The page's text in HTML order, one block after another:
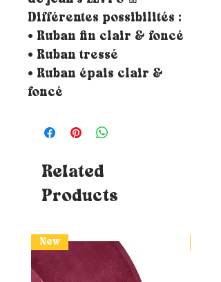
Différentes possibilités :
• Ruban fin clair & foncé
• Ruban tressé
• Ruban épais clair &
foncé
Related
Products
New